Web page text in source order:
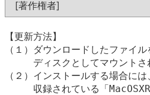
[著作権者]
【更新方法】
（１）ダウンロードしたファイ
ディスクとしてマウントさ
（２）インストールする場合に
収録されている「